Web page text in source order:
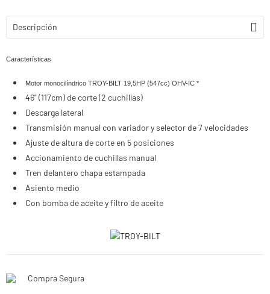
Descripción
Características
Motor monocilíndrico TROY-BILT 19,5HP (547cc) OHV-IC *
46" (117cm) de corte (2 cuchillas)
Descarga lateral
Transmisión manual con variador y selector de 7 velocidades
Ajuste de altura de corte en 5 posiciones
Accionamiento de cuchillas manual
Tren delantero chapa estampada
Asiento medio
Con bomba de aceite y filtro de aceite
Compra Segura